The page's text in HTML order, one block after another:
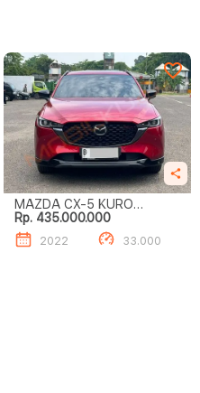
MAZDA CX-5 KURO
EDITION
Rp. 435.000.000
2022 33.000